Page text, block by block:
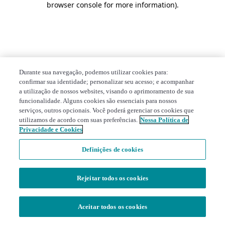
browser console for more information).
Durante sua navegação, podemos utilizar cookies para:
confirmar sua identidade; personalizar seu acesso; e acompanhar
a utilização de nossos websites, visando o aprimoramento de sua
funcionalidade. Alguns cookies são essenciais para nossos
serviços, outros opcionais. Você poderá gerenciar os cookies que
utilizamos de acordo com suas preferências. Nossa Política de
Privacidade e Cookies
Definições de cookies
Rejeitar todos os cookies
Aceitar todos os cookies